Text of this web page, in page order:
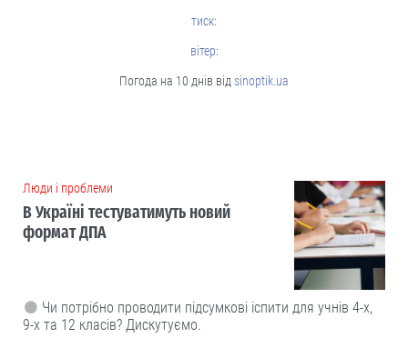
тиск:
вітер:
Погода на 10 днів від sinoptik.ua
Люди і проблеми
В Україні тестуватимуть новий
формат ДПА
Чи потрібно проводити підсумкові іспити для учнів 4-х,
9-х та 12 класів? Дискутуємо.